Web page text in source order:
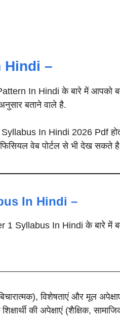
Hindi –
In Hindi के बारे में आपको
बताने वाले है.
Syllabus In Hindi 2026 Pdf
वेब पोर्टल से भी देख सकते
In Hindi –
Syllabus In Hindi के बारे में
विशेषताएं और मूल
की अपेक्षाएं (शैक्षिक,